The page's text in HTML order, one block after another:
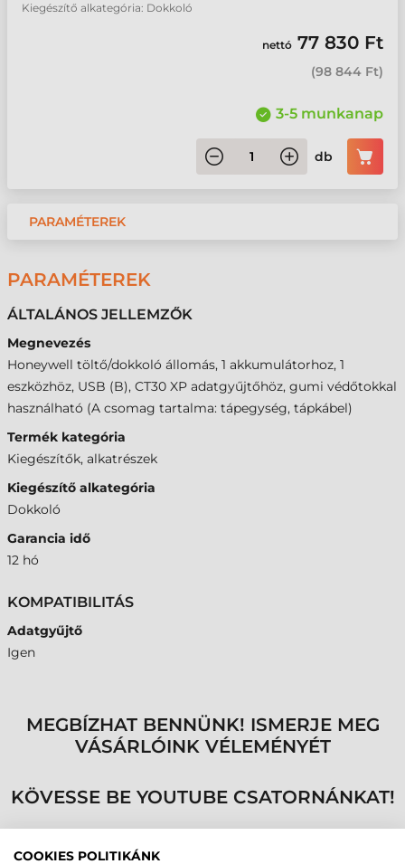
Kiegészítő alkategória: Dokkoló
nettó 77 830 Ft
(98 844 Ft)
3-5 munkanap
db
PARAMÉTEREK
PARAMÉTEREK
ÁLTALÁNOS JELLEMZŐK
Megnevezés
Honeywell töltő/dokkoló állomás, 1 akkumulátorhoz, 1
eszközhöz, USB (B), CT30 XP adatgyűjtőhöz, gumi védőtokkal
használható (A csomag tartalma: tápegység, tápkábel)
Termék kategória
Kiegészítők, alkatrészek
Kiegészítő alkategória
Dokkoló
Garancia idő
12 hó
KOMPATIBILITÁS
Adatgyűjtő
Igen
MEGBÍZHAT BENNÜNK! ISMERJE MEG
VÁSÁRLÓINK VÉLEMÉNYÉT
KÖVESSE BE YOUTUBE CSATORNÁNKAT!
LEGUTÓBB MEGTEKINTETT TERMÉKEK
COOKIES POLITIKÁNK